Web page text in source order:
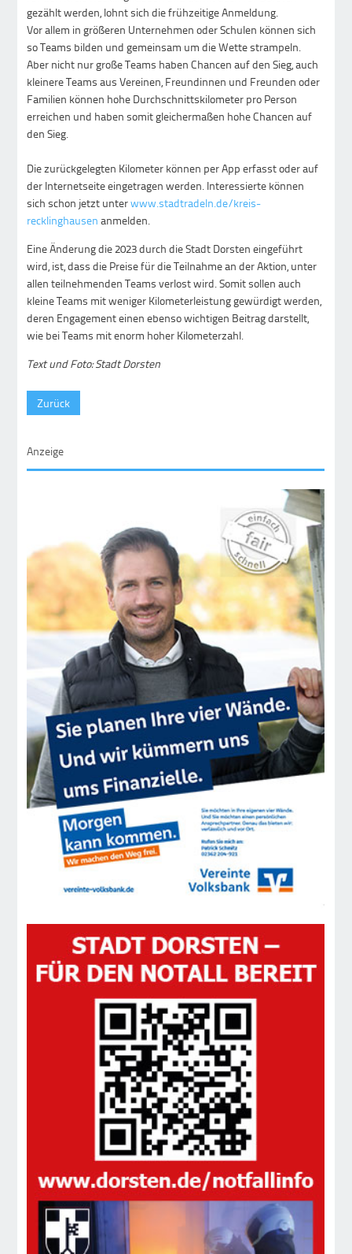
gezählt werden, lohnt sich die frühzeitige Anmeldung.
Vor allem in größeren Unternehmen oder Schulen können sich
so Teams bilden und gemeinsam um die Wette strampeln.
Aber nicht nur große Teams haben Chancen auf den Sieg, auch
kleinere Teams aus Vereinen, Freundinnen und Freunden oder
Familien können hohe Durchschnittskilometer pro Person
erreichen und haben somit gleichermaßen hohe Chancen auf
den Sieg.
Die zurückgelegten Kilometer können per App erfasst oder auf
der Internetseite eingetragen werden. Interessierte können
sich schon jetzt unterwww.stadtradeln.de/kreis-
recklinghausen anmelden.
Eine Änderung die 2023 durch die Stadt Dorsten eingeführt
wird, ist, dass die Preise für die Teilnahme an der Aktion, unter
allen teilnehmenden Teams verlost wird. Somit sollen auch
kleine Teams mit weniger Kilometerleistung gewürdigt werden,
deren Engagement einen ebenso wichtigen Beitrag darstellt,
wie bei Teams mit enorm hoher Kilometerzahl.
Text und Foto: Stadt Dorsten
Zurück
Anzeige